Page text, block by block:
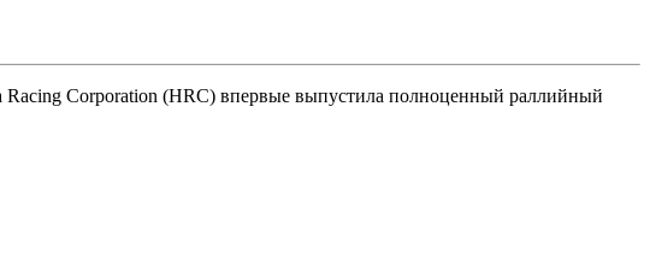
Corporation (HRC) впервые выпустила полноценный раллийный